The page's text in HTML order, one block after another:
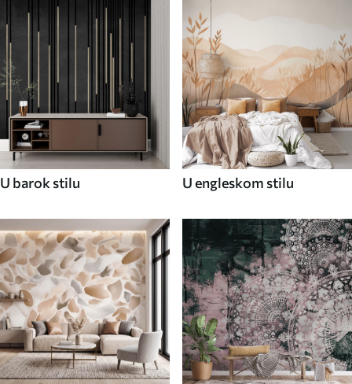
U barok stilu U engleskom stilu